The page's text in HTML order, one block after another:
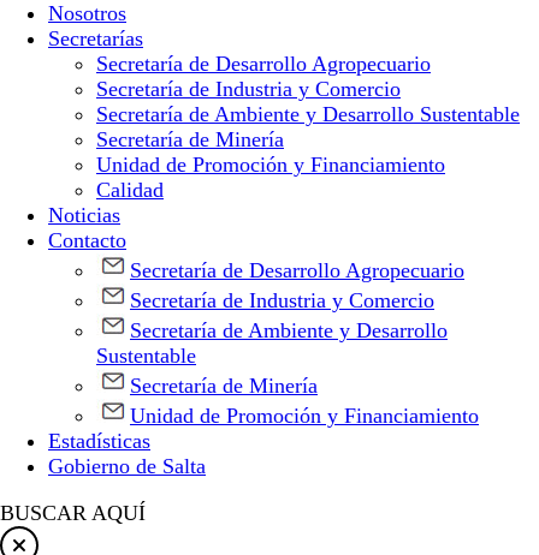
Nosotros
Secretarías
Secretaría de Desarrollo Agropecuario
Secretaría de Industria y Comercio
Secretaría de Ambiente y Desarrollo Sustentable
Secretaría de Minería
Unidad de Promoción y Financiamiento
Calidad
Noticias
Contacto
Secretaría de Desarrollo Agropecuario
Secretaría de Industria y Comercio
Secretaría de Ambiente y Desarrollo
Sustentable
Secretaría de Minería
Unidad de Promoción y Financiamiento
Estadísticas
Gobierno de Salta
BUSCAR AQUÍ